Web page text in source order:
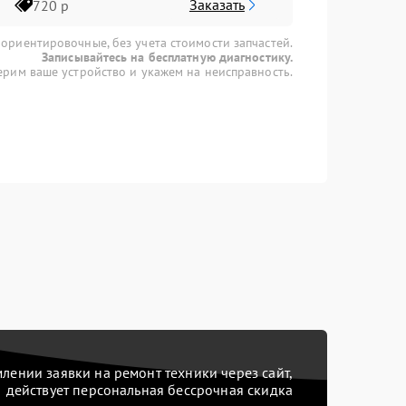
720 р Заказать
без учета стоимости запчастей.
Записывайтесь на бесплатную диагностику.
ваше устройство и укажем на неисправность.
заявки на ремонт техники через сайт,
действует персональная бессрочная скидка